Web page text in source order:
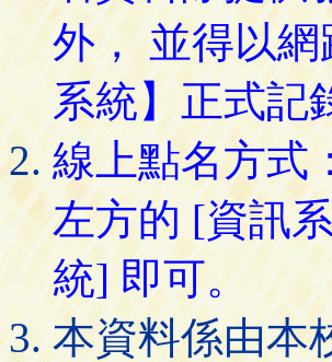
外， 並得以
系統】正式記
線上點名方式
左方的 [資訊
統] 即可。
本資料係由本